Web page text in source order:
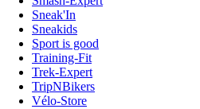
Sneak'In
Sneakids
Sport is good
Training-Fit
Trek-Expert
TripNBikers
Vélo-Store